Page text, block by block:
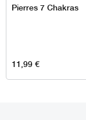
Pierres 7 Chakras
11,99€